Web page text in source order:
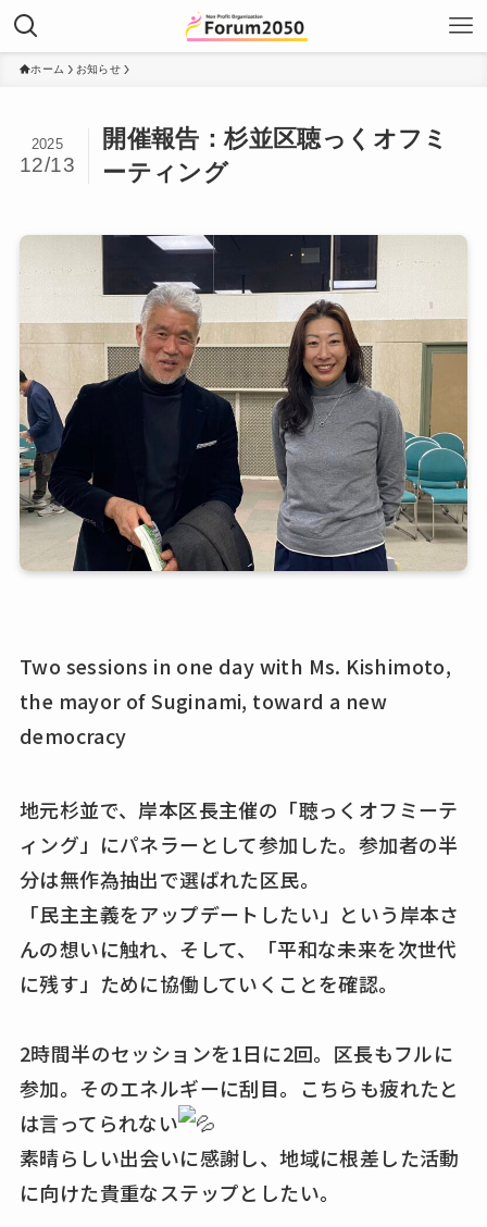
ホーム お知らせ
開催報告：杉並区聴っくオフミ
ーティング
2025
12/13
Two sessions in one day with Ms. Kishimoto,
the mayor of Suginami, toward a new
democracy
地元杉並で、岸本区長主催の「聴っくオフミーテ
ィング」にパネラーとして参加した。参加者の半
分は無作為抽出で選ばれた区民。
「民主主義をアップデートしたい」という岸本さ
んの想いに触れ、そして、「平和な未来を次世代
に残す」ために協働していくことを確認。
2時間半のセッションを1日に2回。区長もフルに
参加。そのエネルギーに刮目。こちらも疲れたと
は言ってられない
素晴らしい出会いに感謝し、地域に根差した活動
に向けた貴重なステップとしたい。